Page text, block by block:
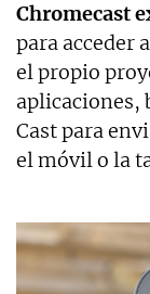
Chromecast
para acceder
el propio
aplicaciones,
Cast para
el móvil o la